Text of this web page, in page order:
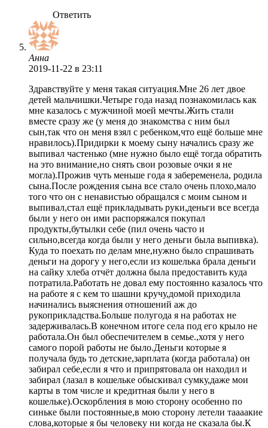
Ответить
Анна
2019-11-22 в 23:11
Здравствуйте у меня такая ситуация.Мне 26 лет двое
детей мальчишки.Четыре года назад познакомилась как
мне казалось с мужчиной моей мечты.Жить стали
вместе сразу же (у меня до знакомства с ним был
сын,так что он меня взял с ребенком,что ещё больше мне
нравилось).Придирки к моему сыну начались сразу же
выпивал частенько (мне нужно было ещё тогда обратить
на это внимание,но снять свои розовые очки я не
могла).Прожив чуть меньше года я забеременела, родила
сына.После рождения сына все стало очень плохо,мало
того что он с ненавистью обращался с моим сыном и
выпивал,стал ещё прикладывать руки,деньги все всегда
были у него он ими распоряжался покупал
продукты,бутылки себе (пил очень часто и
сильно,всегда когда были у него деньги была выпивка).
Куда то поехать по делам мне,нужно было спрашивать
деньги на дорогу у него,если из кошелька брала деньги
на сайку хлеба отчёт должна была предоставить куда
потратила.Работать не довал ему постоянно казалось что
на работе я с кем то шашни кручу,домой приходила
начинались выяснения отношений аж до
рукоприкладства.Больше полугода я на работах не
задерживалась.В конечном итоге села под его крыло не
работала.Он был обеспечителем в семье.,хотя у него
самого порой работы не было.Деньги которые я
получала будь то детские,зарплата (когда работала) он
забирал себе,если я что и припрятовала он находил и
забирал (лазал в кошельке обыскивал сумку,даже мои
карты в том числе и кредитная были у него в
кошельке).Оскорбления в мою сторону особенно по
синьке были постоянные,в мою сторону летели таааакие
слова,которые я бы человеку ни когда не сказала бы.К